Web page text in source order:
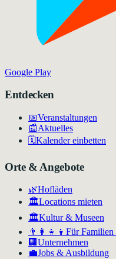
Google Play
Entdecken
📅Veranstaltungen
📰Aktuelles
🗓️Kalender einbetten
Orte & Angebote
🌿Hofläden
🏛️Locations mieten
🏛Kultur & Museen
👨‍👩‍👧‍👦 Für
🏢 Unternehmen
💼Jobs & Ausbildung